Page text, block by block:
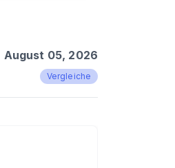
August 05, 2026
Vergleiche